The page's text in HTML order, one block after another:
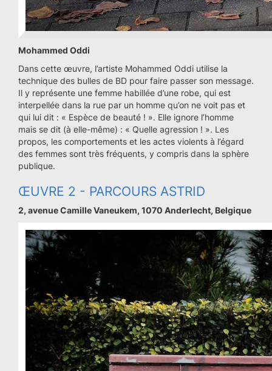
Mohammed Oddi
Dans cette œuvre, l’artiste Mohammed Oddi utilise la
technique des bulles de BD pour faire passer son message.
Il y représente une femme habillée d’une robe, qui est
interpellée dans la rue par un homme qu’on ne voit pas et
qui lui dit : « Espèce de beauté ! ». Elle ignore l’homme
mais se dit (à elle-même) : « Quelle agression ! ». Les
propos, les comportements et les actes violents à l’égard
des femmes sont très fréquents, y compris dans la sphère
publique.
ŒUVRE 2 - PARCOURS ASTRID
2, avenue Camille Vaneukem, 1070 Anderlecht, Belgique